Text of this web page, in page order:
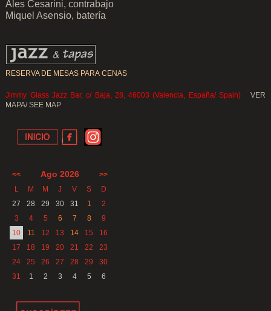
Ales Cesarini, contrabajo
Miquel Asensio, batería
RESERVA DE MESAS PARA CENAS
Jimmy Glass Jazz Bar, c/ Baja, 28, 46003 (Valencia, España/ Spain)
VER
MAPA/ SEE MAP
<< Ago 2026
>>
L
M M J V S
D
27
28 29 30 31 1
2
3
4 5 6 7 8
9
10
11 12 13 14 15
16
17
18 19 20 21 22
23
24
25 26 27 28 29
30
31
1 2 3 4 5 6